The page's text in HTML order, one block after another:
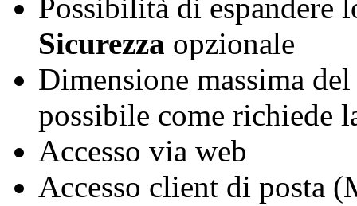
Possibilità di espandere
Sicurezza opzionale
Dimensione massima
possibile come richiede
Accesso via web
Accesso client di posta